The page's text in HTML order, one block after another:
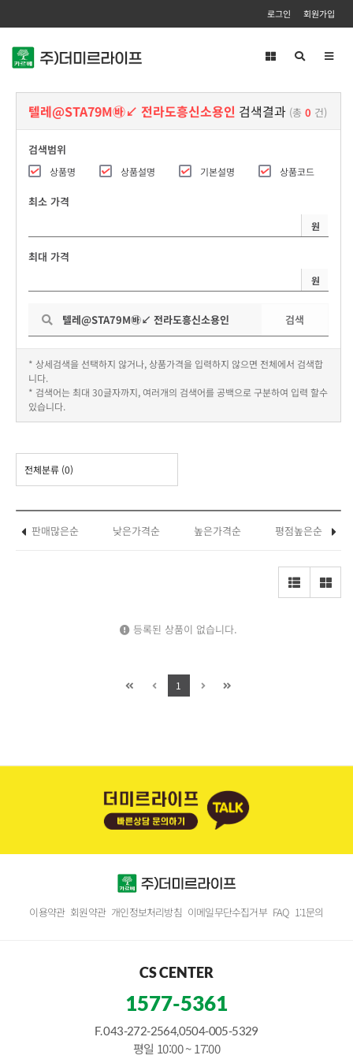
로그인 회원가입
텔레@STA79M㉳↙ 전라도흥신소용인 검색결과 (총 0 건)
검색범위
상품명 상품설명 기본설명 상품코드
최소 가격
원
최대 가격
원
검색
* 상세검색을 선택하지 않거나, 상품가격을 입력하지 않으면 전체에서 검색합
니다.
* 검색어는 최대 30글자까지, 여러개의 검색어를 공백으로 구분하여 입력 할수
있습니다.
전체분류 (0)
판매많은순 낮은가격순 높은가격순 평점높은순
등록된 상품이 없습니다.
1
이용약관 회원약관 개인정보처리방침 이메일무단수집거부 FAQ 1:1문의
CS CENTER
1577-5361
F. 043-272-2564,0504-005-5329
평일 10:00 ~ 17:00